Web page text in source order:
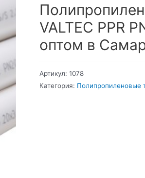
VALTEC PPR
оптом в
Артикул: 1078
Категория: Полипропиленовые